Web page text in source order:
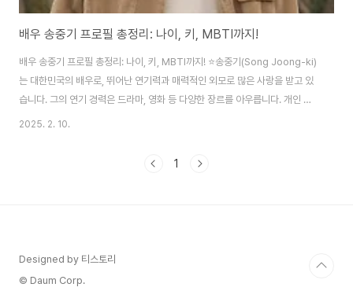
배우 송중기 프로필 총정리: 나이, 키, MBTI까지!
배우 송중기 프로필 총정리: 나이, 키, MBTI까지! ⭐송중기(Song Joong-ki)
는 대한민국의 배우로, 뛰어난 연기력과 매력적인 외모로 많은 사랑을 받고 있
습니다. 그의 연기 경력은 드라마, 영화 등 다양한 장르를 아우릅니다. 개인 정
보 📋이름: 송중기 (Song Joong-ki)출생일: 1985년 9월 19일나이: 39세
드라마 “쌈, 마이웨이”로 데뷔했으며, 다양한 드라마와 영화에서 활약해왔습니
2025. 2. 10.
1
Designed by 티스토리
© Daum Corp.